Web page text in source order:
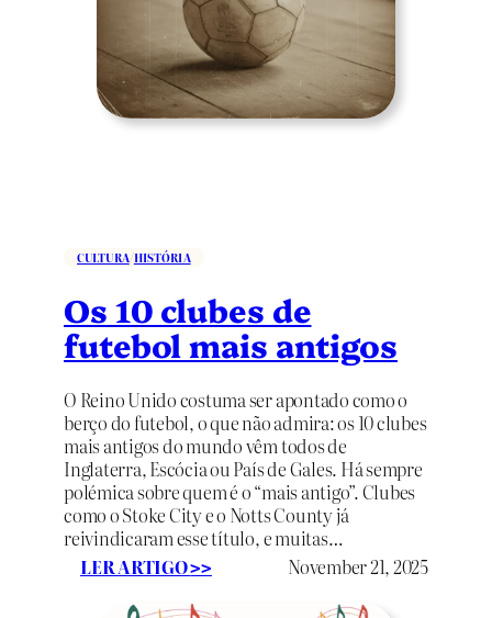
Á
r
v
o
r
e
g
u
e
-
e
-
D
r
a
g
ã
o
CULTURA/HISTÓRIA
Os 10 clubes de
futebol mais antigos
O Reino Unido costuma ser apontado como o
berço do futebol, o que não admira: os 10 clubes
mais antigos do mundo vêm todos de
Inglaterra, Escócia ou País de Gales. Há sempre
polémica sobre quem é o “mais antigo”. Clubes
como o Stoke City e o Notts County já
reivindicaram esse título, e muitas…
LER ARTIGO>>:
s
November 21, 2025